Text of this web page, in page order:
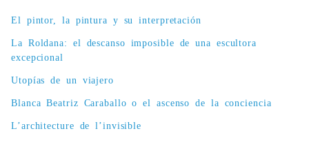
El pintor, la pintura y su interpretación
La Roldana: el descanso imposible de una escultora
excepcional
Utopías de un viajero
Blanca Beatriz Caraballo o el ascenso de la conciencia
L’architecture de l’invisible